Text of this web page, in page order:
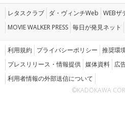
レタスクラブ ダ・ヴィンチWeb WEBザ
MOVIE WALKER PRESS 毎日が発見ネット
利用規約 プライバシーポリシー 推奨環
プレスリリース・情報提供 媒体資料 広
利用者情報の外部送信について
©KADOKAWA